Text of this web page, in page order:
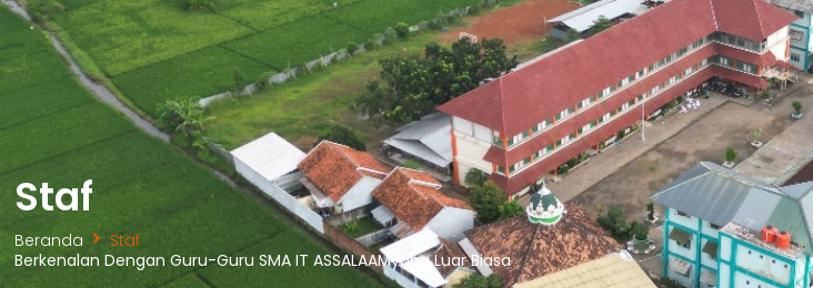
Staf
Beranda
Staf
Berkenalan Dengan Guru-Guru SMA IT ASSALAAMyang Luar Biasa